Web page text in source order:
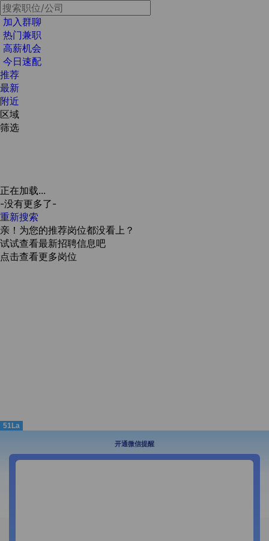
加入群聊
热门兼职
高薪机会
今日速配
推荐
最新
附近
区域
筛选
正在加载...
-没有更多了-
重新搜索
亲！为您的推荐岗位都没看上？
试试查看最新招聘信息吧
点击查看更多岗位
51La
开通微信提醒